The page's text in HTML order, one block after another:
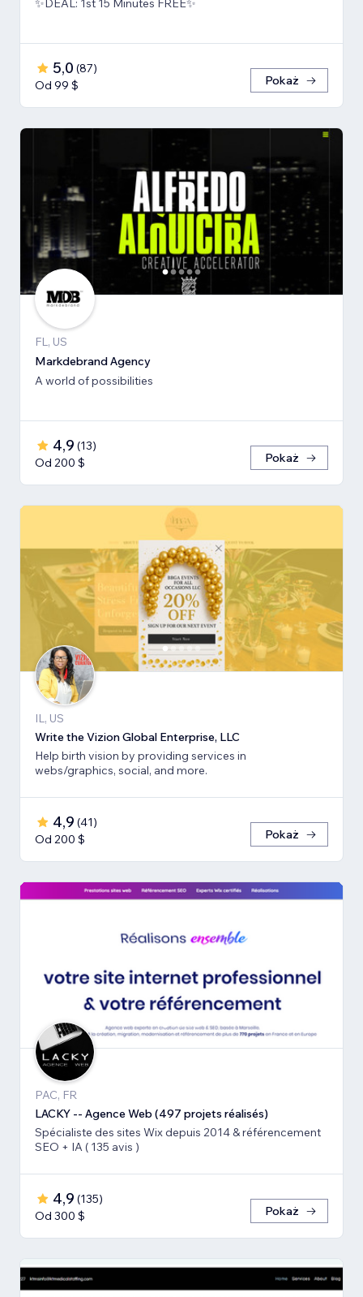
✨DEAL: 1st 15 Minutes FREE✨
5,0 (87)
Od 99 $
Pokaż
FL, US
Markdebrand Agency
A world of possibilities
4,9 (13)
Od 200 $
Pokaż
IL, US
Write the Vizion Global Enterprise, LLC
Help birth vision by providing services in
webs/graphics, social, and more.
4,9 (41)
Od 200 $
Pokaż
PAC, FR
LACKY -- Agence Web (497 projets réalisés)
Spécialiste des sites Wix depuis 2014 & référencement
SEO + IA ( 135 avis )
4,9 (135)
Od 300 $
Pokaż